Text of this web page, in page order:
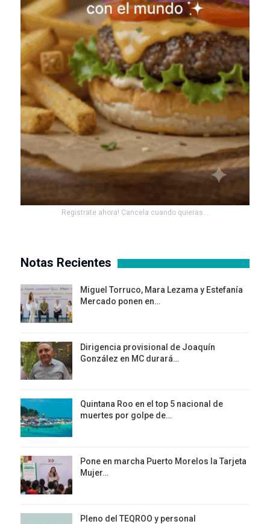
Registrate ahora! Cancela cuando quieras...
Notas Recientes
Miguel Torruco, Mara Lezama y Estefanía
Mercado ponen en…
Dirigencia provisional de Joaquín
González en MC durará…
Quintana Roo en el top 5 nacional de
muertes por golpe de…
Pone en marcha Puerto Morelos la Tarjeta
Mujer…
Pleno del TEQROO y personal